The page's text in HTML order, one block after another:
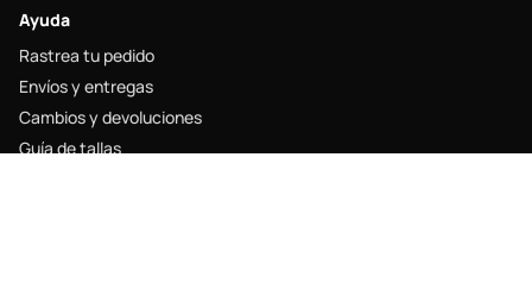
Ayuda
Rastrea tu pedido
Envíos y entregas
Cambios y devoluciones
Guía de tallas